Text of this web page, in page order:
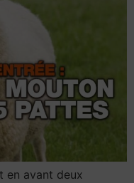
en avant deux